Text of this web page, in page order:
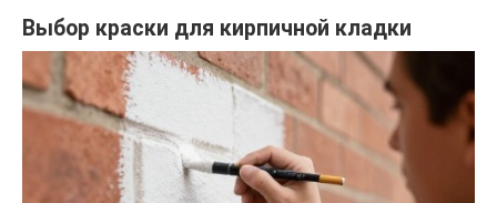
Выбор краски для кирпичной кладки